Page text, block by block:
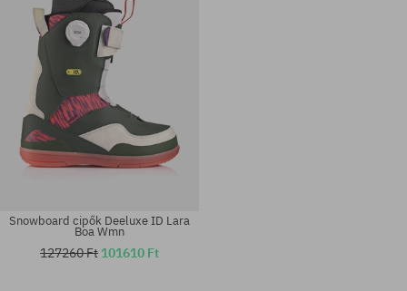
Snowboard cipők Deeluxe ID Lara
Boa Wmn
127260 Ft 101610 Ft